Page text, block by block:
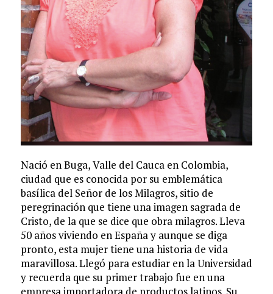
Nació en Buga, Valle del Cauca en Colombia,
ciudad que es conocida por su emblemática
basílica del Señor de los Milagros, sitio de
peregrinación que tiene una imagen sagrada de
Cristo, de la que se dice que obra milagros. Lleva
50 años viviendo en España y aunque se diga
pronto, esta mujer tiene una historia de vida
maravillosa. Llegó para estudiar en la Universidad
y recuerda que su primer trabajo fue en una